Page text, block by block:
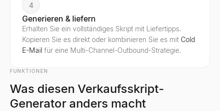
4
Generieren & liefern
Erhalten Sie ein vollständiges Skript mit Liefertipps.
Kopieren Sie es direkt oder kombinieren Sie es mit Cold
E-Mail für eine Multi-Channel-Outbound-Strategie.
FUNKTIONEN
Was diesen Verkaufsskript-
Generator anders macht